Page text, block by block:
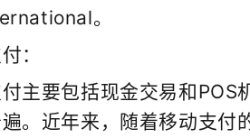
。
：
主要包括现金交易和POS
。近年来，随着移动支付